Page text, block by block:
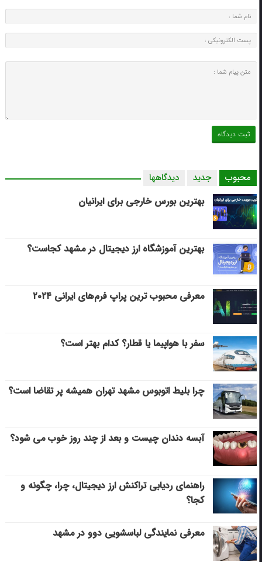
محبوب جدید دیدگاهها
بهترین بورس خارجی برای ایرانیان
بهترین آموزشگاه ارز دیجیتال در مشهد کجاست؟
معرفی محبوب ترین پراپ فرم‌های ایرانی ۲۰۲۴
سفر با هواپیما یا قطار؟ کدام بهتر است؟
چرا بلیط اتوبوس مشهد تهران همیشه پر تقاضا است؟
آبسه دندان چیست و بعد از چند روز خوب می‌ شود؟
راهنمای ردیابی تراکنش ارز دیجیتال، چرا، چگونه و
کجا؟
معرفی نمایندگی لباسشویی دوو در مشهد